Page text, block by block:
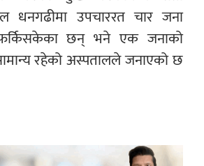
धनगढीमा उपचाररत चार जना
छन् भने एक जनाको
रहेको अस्पतालले जनाएको छ